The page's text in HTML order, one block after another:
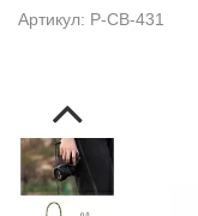
Артикул: P-CB-431